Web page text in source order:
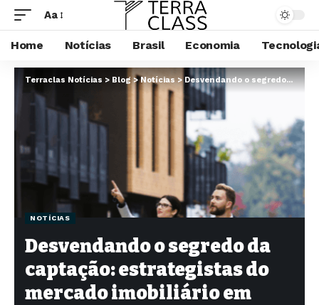
Aa
Home Notícias Brasil Economia
Terraclas Notícias > Blog>Notícias> Desvendando o segredo da captação: estrategistas do mercado imobiliário em ação
NOTÍCIAS
Desvendando o segredo da
captação: estrategistas do
mercado imobiliário em